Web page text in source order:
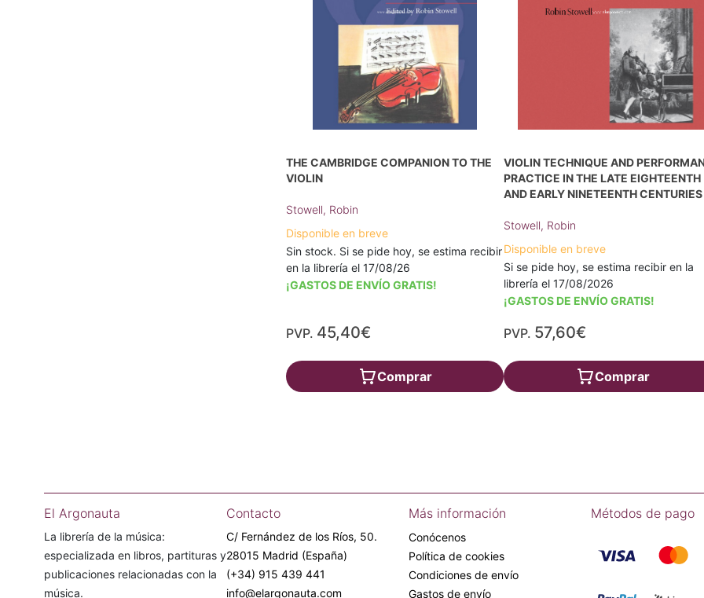
THE CAMBRIDGE COMPANION TO THE
VIOLIN
Stowell, Robin
Disponible en breve
Sin stock. Si se pide hoy, se estima recibir
en la librería el 17/08/26
¡GASTOS DE ENVÍO GRATIS!
PVP. 45,40€
Comprar
VIOLIN TECHNIQUE AND
PRACTICE IN THE LATE EIGHTEENTH
AND EARLY NINETEENTH CENTURIES
Stowell, Robin
Disponible en breve
Si se pide hoy, se estima recibir en la
librería el 17/08/2026
¡GASTOS DE ENVÍO GRATIS!
PVP. 57,60€
Comprar
El Argonauta
La librería de la música:
especializada en libros, partituras y
publicaciones relacionadas con la
música.
Contacto
C/ Fernández de los Ríos, 50.
28015 Madrid (España)
(+34) 915 439 441
info@elargonauta.com
Más información
Conócenos
Política de cookies
Condiciones de envío
Gastos de envío
Métodos de pago